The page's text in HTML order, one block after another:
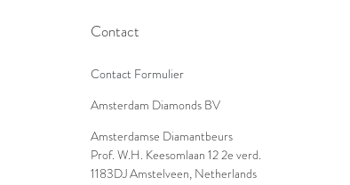
Contact
Contact Formulier
Amsterdam Diamonds BV
Amsterdamse Diamantbeurs
Prof. W.H. Keesomlaan 12 2e verd.
1183DJ Amstelveen, Netherlands